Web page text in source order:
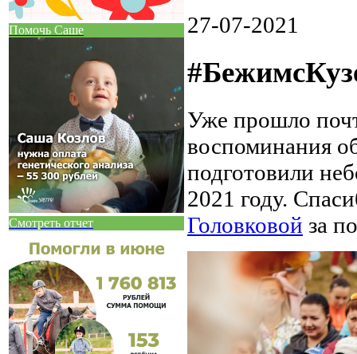
Помочь Саше
Смотреть отчет
27-07-2021
Уже прошло
воспоминания
подготовили
2021 году.
Головковой за